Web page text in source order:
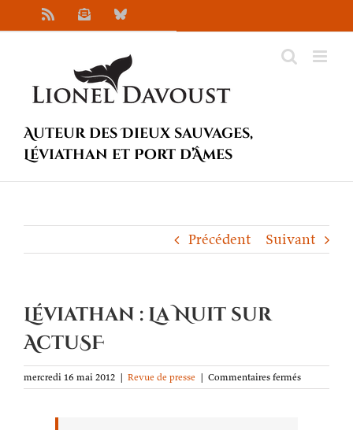
au
NewsletterBluesky
Auteur des Dieux sauvages,
Léviathan et Port d’Âmes
Précédent Suivant
Léviathan : La Nuit sur
ActuSF
mercredi 16 mai 2012 | Revue de presse | Commentaires ferméssur
Léviathan